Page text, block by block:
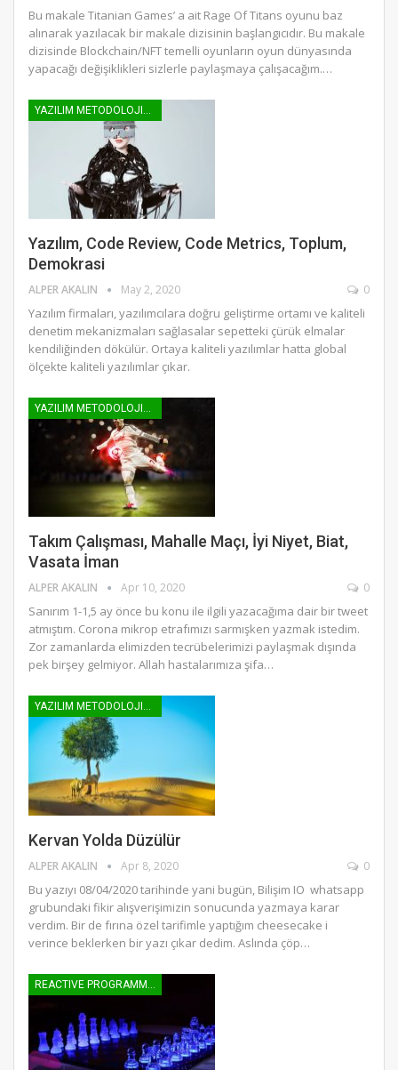
Bu makale Titanian Games’ a ait Rage Of Titans oyunu baz
alınarak yazılacak bir makale dizisinin başlangıcıdır. Bu makale
dizisinde Blockchain/NFT temelli oyunların oyun dünyasında
yapacağı değişiklikleri sizlerle paylaşmaya çalışacağım.…
Yazılım, Code Review, Code Metrics, Toplum,
Demokrasi
ALPER AKALIN May 2, 2020 0
Yazılım firmaları, yazılımcılara doğru geliştirme ortamı ve kaliteli
denetim mekanizmaları sağlasalar sepetteki çürük elmalar
kendiliğinden dökülür. Ortaya kaliteli yazılımlar hatta global
ölçekte kaliteli yazılımlar çıkar.
YAZILIM METODOLOJILERI
Takım Çalışması, Mahalle Maçı, İyi Niyet, Biat,
Vasata İman
ALPER AKALIN Apr 10, 2020 0
Sanırım 1-1,5 ay önce bu konu ile ilgili yazacağıma dair bir tweet
atmıştım. Corona mikrop etrafımızı sarmışken yazmak istedim.
Zor zamanlarda elimizden tecrübelerimizi paylaşmak dışında
pek birşey gelmiyor. Allah hastalarımıza şifa…
YAZILIM METODOLOJILERI
Kervan Yolda Düzülür
ALPER AKALIN Apr 8, 2020 0
Bu yazıyı 08/04/2020 tarihinde yani bugün, Bilişim IO whatsapp
grubundaki fikir alışverişimizin sonucunda yazmaya karar
verdim. Bir de fırına özel tarifimle yaptığım cheesecake i
verince beklerken bir yazı çıkar dedim. Aslında çöp…